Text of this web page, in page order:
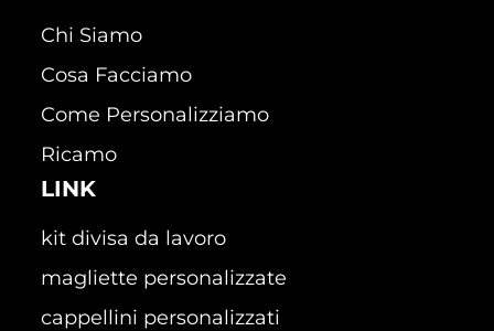
Chi Siamo
Cosa Facciamo
Come Personalizziamo
Ricamo
LINK
kit divisa da lavoro
magliette personalizzate
cappellini personalizzati